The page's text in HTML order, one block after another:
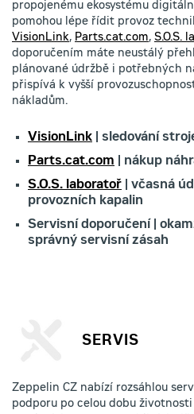
propojenému ekosystému
pomohou lépe řídit provoz
VisionLink, Parts.cat.com, S.O.S.
doporučením máte neustálý
plánované údržbě i potřebných
přispívá k vyšší
nákladům.
VisionLink | sledování
Parts.cat.com | nákup
S.O.S. laboratoř | včasná
provozních kapalin
Servisní doporučení |
správný servisní zásah
SERVIS
Zeppelin CZ nabízí rozsáhlou
podporu po celou dobu